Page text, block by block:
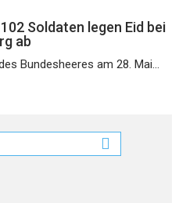
Soldaten legen Eid bei
ab
Bundesheeres am 28. Mai...